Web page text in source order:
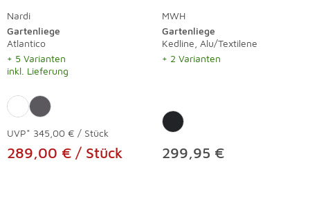
Nardi
Gartenliege
Atlantico
+ 5 Varianten
inkl. Lieferung
UVP* 345,00 € / Stück
289,00 € / Stück
MWH
Gartenliege
Kedline, Alu/Textilene
+ 2 Varianten
299,95 €